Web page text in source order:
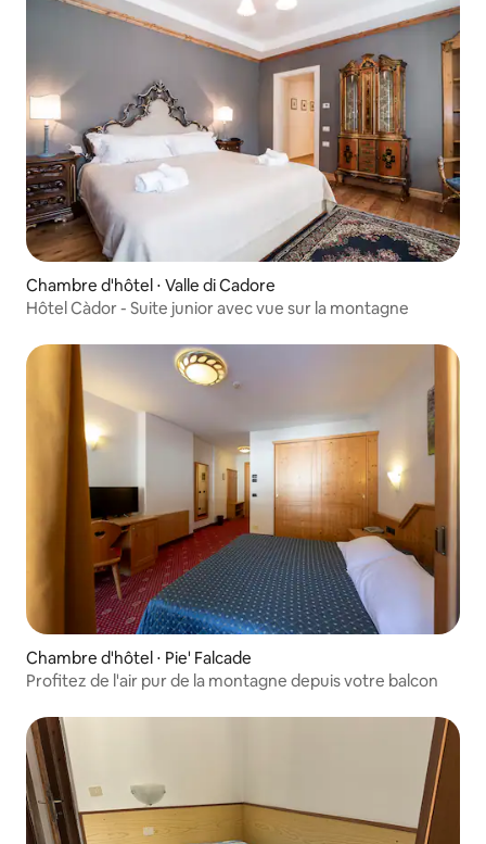
Chambre d'hôtel ⋅ Valle di Cadore
Hôtel Càdor - Suite junior avec vue sur la montagne
Chambre d'hôtel ⋅ Pie' Falcade
Profitez de l'air pur de la montagne depuis votre balcon